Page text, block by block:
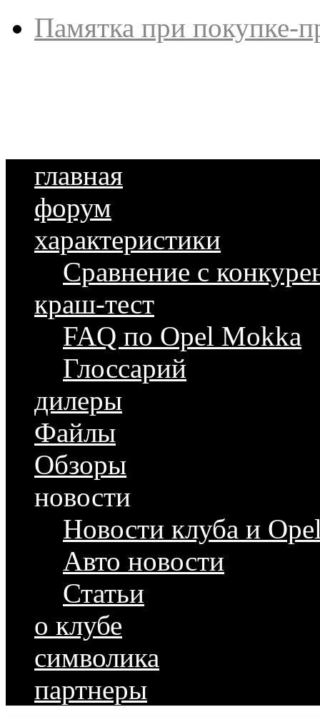
Памятка при покупке-
главная
форум
характеристики
Сравнение с
краш-тест
FAQ по Opel Mokka
Глоссарий
дилеры
Файлы
Обзоры
новости
Новости клуба и
Авто новости
Статьи
о клубе
символика
партнеры